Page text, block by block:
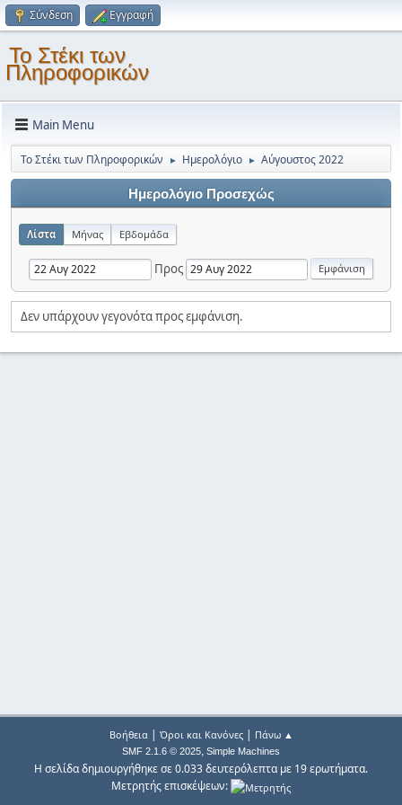
Σύνδεση Εγγραφή
Το Στέκι των
Πληροφορικών
Main Menu
Το Στέκι των Πληροφορικών ► Ημερολόγιο ► Αύγουστος 2022
Ημερολόγιο Προσεχώς
Λίστα Μήνας Εβδομάδα
Προς
Δεν υπάρχουν γεγονότα προς εμφάνιση.
Βοήθεια| Όροι και Κανόνες| Πάνω ▲
SMF 2.1.6 © 2025, Simple Machines
Η σελίδα δημιουργήθηκε σε 0.033 δευτερόλεπτα με 19 ερωτήματα.
Μετρητής επισκέψεων: